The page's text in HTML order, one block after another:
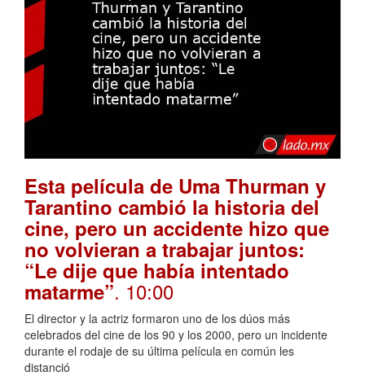
Esta película de Uma Thurman y
Tarantino cambió la historia del
cine, pero un accidente hizo que
no volvieran a trabajar juntos:
“Le dije que había intentado
matarme”. 10:00
El director y la actriz formaron uno de los dúos más
celebrados del cine de los 90 y los 2000, pero un incidente
durante el rodaje de su última película en común les
distanció